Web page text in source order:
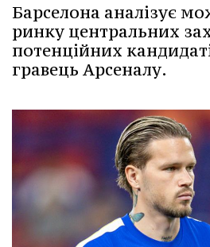
Барселона аналізує
ринку центральних
потенційних
гравець Арсеналу.